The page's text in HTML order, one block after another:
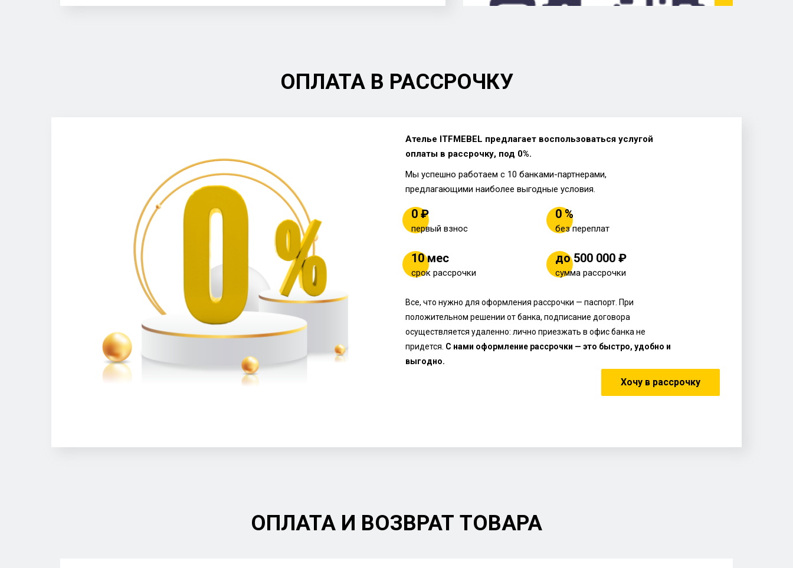
ОПЛАТА В РАССРОЧКУ
Ателье ITFMEBEL предлагает воспользоваться услугой
оплаты в рассрочку, под 0%.
Мы успешно работаем с 10 банками-партнерами,
предлагающими наиболее выгодные условия.
0 ₽
первый взнос
0 %
без переплат
10 мес
срок рассрочки
до 500 000 ₽
сумма рассрочки
Все, что нужно для оформления рассрочки — паспорт. При
положительном решении от банка, подписание договора
осуществляется удаленно: лично приезжать в офис банка не
придется. С нами оформление рассрочки — это быстро, удобно и
выгодно.
Хочу в рассрочку
ОПЛАТА И ВОЗВРАТ ТОВАРА